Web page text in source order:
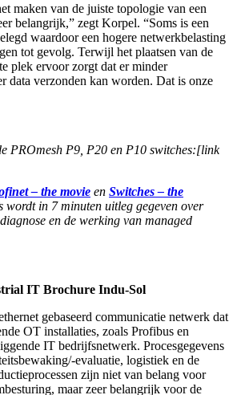
maken van de juiste topologie van een
belangrijk,” zegt Korpel. “Soms is een
waardoor een hogere netwerkbelasting
tot gevolg. Terwijl het plaatsen van de
plek ervoor zorgt dat er minder
data verzonden kan worden. Dat is onze
PROmesh P9, P20 en P10 switches:[link
– the movie en Switches – the
wordt in 7 minuten uitleg gegeven over
en de werking van managed
IT Brochure Indu-Sol
gebaseerd communicatie netwerk dat
OT installaties, zoals Profibus en
IT bedrijfsnetwerk. Procesgegevens
evaluatie, logistiek en de
zijn niet van belang voor
maar zeer belangrijk voor de